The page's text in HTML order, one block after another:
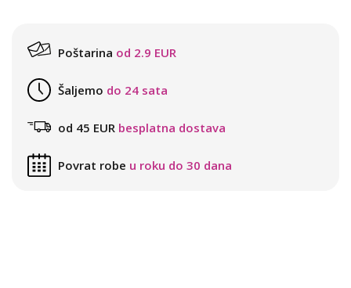
Poštarina od 2.9 EUR
Šaljemo do 24 sata
od 45 EUR besplatna dostava
Povrat robe u roku do 30 dana